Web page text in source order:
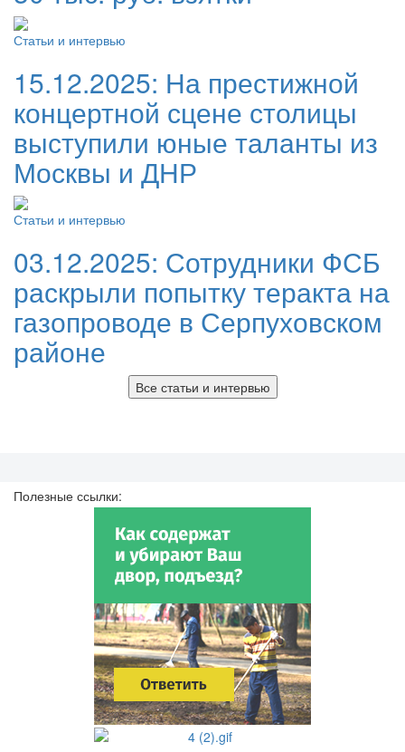
Статьи и интервью
15.12.2025: На престижной
концертной сцене столицы
выступили юные таланты из
Москвы и ДНР
Статьи и интервью
03.12.2025: Сотрудники ФСБ
раскрыли попытку теракта на
газопроводе в Серпуховском
районе
Все статьи и интервью
Полезные ссылки: